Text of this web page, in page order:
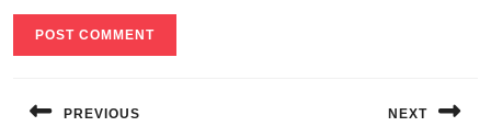
de
PREVIOUS NEXT